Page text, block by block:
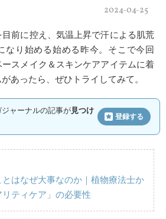
2024-04-25
前に控え、気温上昇で汗による肌荒
なり始める始める昨今。そこで今回
スメイク＆スキンケアアイテムに着
あったら、ぜひトライしてみて。
ャーナルの記事が見つけ
登録する
はなぜ大事なのか｜植物療法士か
ティケア」の必要性